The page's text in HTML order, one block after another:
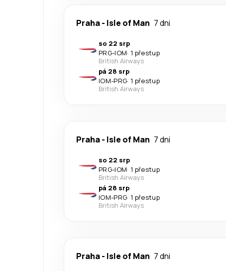
Praha- Isle of Man 7 dni
so 22 srp
PRG-IOM· 1 přestup
British Airways
pá 28 srp
IOM-PRG· 1 přestup
British Airways
Praha- Isle of Man 7 dni
so 22 srp
PRG-IOM· 1 přestup
British Airways
pá 28 srp
IOM-PRG· 1 přestup
British Airways
Praha- Isle of Man 7 dni